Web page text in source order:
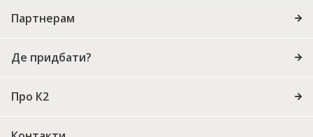
Партнерам
Де придбати?
Про К2